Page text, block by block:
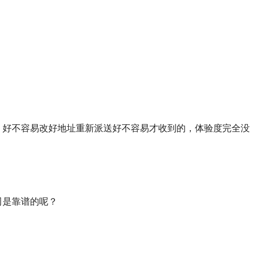
好不容易改好地址重新派送好不容易才收到的，体验度完全没
是靠谱的呢？